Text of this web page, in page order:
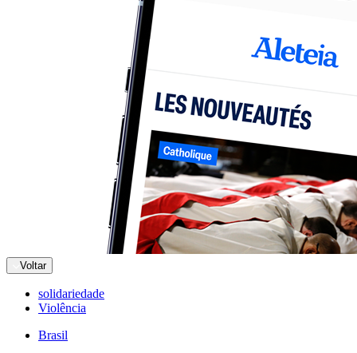
Voltar
solidariedade
Violência
Brasil